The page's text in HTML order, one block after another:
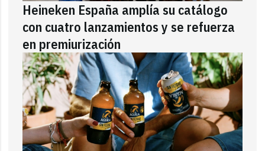
Heineken España amplía su catálogo
con cuatro lanzamientos y se refuerza
en premiurización